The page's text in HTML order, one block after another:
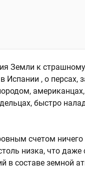
Земли к
Испании , о персах,
быстро
счетом ничего
низка, что
в составе земной